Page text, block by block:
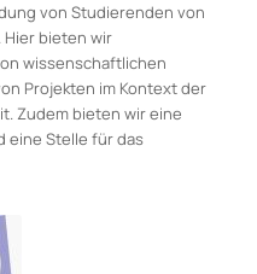
von Studierenden von
bieten wir
wissenschaftlichen
Projekten im Kontext der
Zudem bieten wir eine
eine Stelle für das